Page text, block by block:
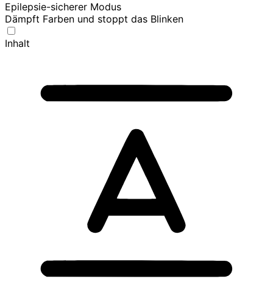
Epilepsie-sicherer Modus
Dämpft Farben und stoppt das Blinken
Inhalt